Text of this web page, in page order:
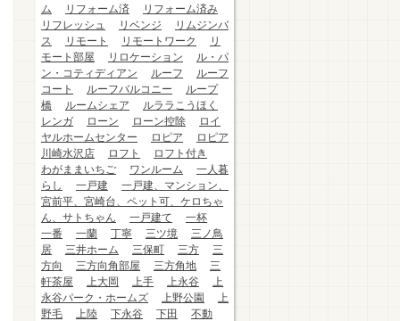
ム
リフォーム済
リフォーム済み
リフレッシュ
リベンジ
リムジンバ
ス
リモート リモートワーク
リ
モート部屋
リロケーション
ル・パ
ン・コティディアン
ルーフ
ルーフ
コート
ルーフバルコニー
ループ
橋
ルームシェア
ルララこうほく
レンガ
ローン ローン控除
ロイ
ヤルホームセンター
ロピア
ロピア
川崎水沢店
ロフト
ロフト付き
わがままいちご
ワンルーム
一人暮
らし
一戸建
一戸建、マンション、
宮前平、宮崎台、ペット可、ケロちゃ
ん、サトちゃん
一戸建て
一杯
一番
一蘭 丁寧 三ツ境
三ノ鳥
居
三井ホーム 三保町 三方
三
方向
三方向角部屋 三方角地
三
軒茶屋
上大岡 上手 上永谷
上
永谷パーク・ホームズ
上野公園
上
野毛
上陸 下永谷 下田
不動